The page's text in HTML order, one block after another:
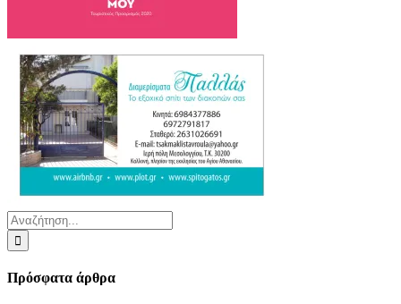
Αναζήτηση
για:
Πρόσφατα άρθρα